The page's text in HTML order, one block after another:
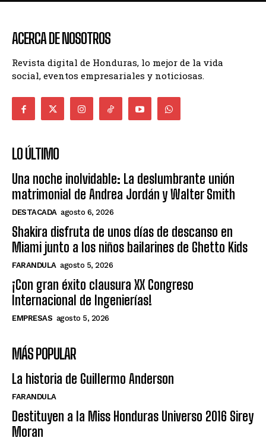
ACERCA DE NOSOTROS
Revista digital de Honduras, lo mejor de la vida
social, eventos empresariales y noticiosas.
LO ÚLTIMO
Una noche inolvidable: La deslumbrante unión
matrimonial de Andrea Jordán y Walter Smith
DESTACADA agosto 6, 2026
Shakira disfruta de unos días de descanso en
Miami junto a los niños bailarines de Ghetto Kids
FARANDULA agosto 5, 2026
¡Con gran éxito clausura XX Congreso
Internacional de Ingenierías!
EMPRESAS agosto 5, 2026
MÁS POPULAR
La historia de Guillermo Anderson
FARANDULA
Destituyen a la Miss Honduras Universo 2016 Sirey
Moran